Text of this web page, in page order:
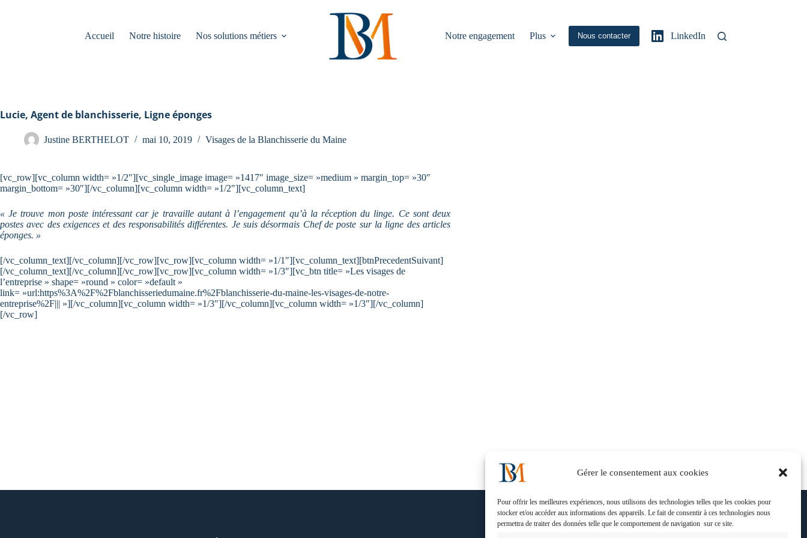
Gérer le consentement aux cookies
Pour offrir les meilleures expériences, nous utilisons des technologies telles que les cookies pour
stocker et/ou accéder aux informations des appareils. Le fait de consentir à ces technologies nous
permettra de traiter des données telle que le comportement de navigation sur ce site.
Accueil Notre histoire Nos solutions métiers Notre engagement Plus Nous contacter LinkedIn
Lucie, Agent de blanchisserie, Ligne éponges
Justine BERTHELOT mai 10, 2019 Visages de la Blanchisserie du Maine
[vc_row][vc_column width= »1/2″][vc_single_image image= »1417″ image_size= »medium » margin_top= »30″
margin_bottom= »30″][/vc_column][vc_column width= »1/2″][vc_column_text]
« Je trouve mon poste intéressant car je travaille autant à l’engagement qu’à la réception du linge. Ce sont deux
postes avec des exigences et des responsabilités différentes. Je suis désormais Chef de poste sur la ligne des articles
éponges. »
[/vc_column_text][/vc_column][/vc_row][vc_row][vc_column width= »1/1″][vc_column_text][btnPrecedentSuivant]
[/vc_column_text][/vc_column][/vc_row][vc_row][vc_column width= »1/3″][vc_btn title= »Les visages de
l’entreprise » shape= »round » color= »default »
link= »url:https%3A%2F%2Fblanchisseriedumaine.fr%2Fblanchisserie-du-maine-les-visages-de-notre-
entreprise%2F||| »][/vc_column][vc_column width= »1/3″][/vc_column][vc_column width= »1/3″][/vc_column]
[/vc_row]